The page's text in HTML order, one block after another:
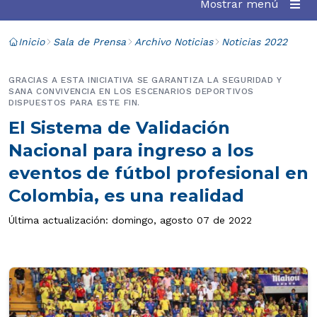
Mostrar menú
Inicio Sala de Prensa Archivo Noticias Noticias 2022
El Sistema de Validación
Nacional para ingreso a los
eventos de fútbol profesional en
Colombia, es una realidad
GRACIAS A ESTA INICIATIVA SE GARANTIZA LA SEGURIDAD Y
SANA CONVIVENCIA EN LOS ESCENARIOS DEPORTIVOS
DISPUESTOS PARA ESTE FIN.
Última actualización: domingo, agosto 07 de 2022